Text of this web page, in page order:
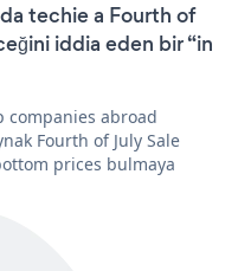
techie a Fourth of
iddia eden bir “in
companies abroad
Fourth of July Sale
prices bulmaya